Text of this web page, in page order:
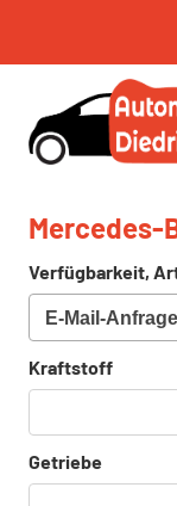
Mercedes-
Verfügbarkeit,
Kraftstoff
Getriebe